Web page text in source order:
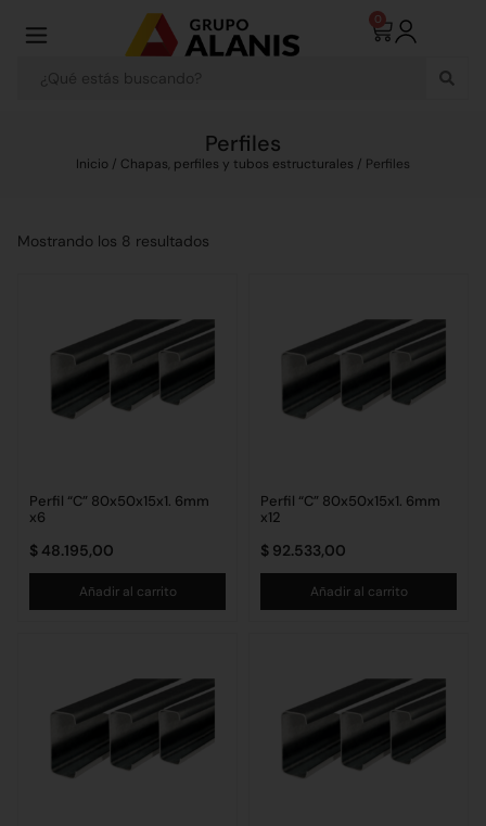
0
Perfiles
Inicio / Chapas, perfiles y tubos estructurales / Perfiles
Mostrando los 8 resultados
Perfil “C” 80x50x15x1. 6mm
x6
$ 48.195,00
Añadir al carrito
Perfil “C” 80x50x15x1. 6mm
x12
$ 92.533,00
Añadir al carrito